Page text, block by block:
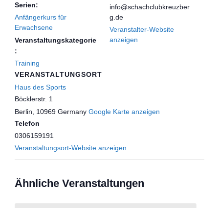
Serien:
Anfängerkurs für
Erwachsene
Veranstaltungskategorie
:
Training
VERANSTALTUNGSORT
Haus des Sports
Böcklerstr. 1
Berlin
10969 Germany Google Karte anzeigen
Telefon
0306159191
Veranstaltungsort-Website anzeigen
info@schachclubkreuzber
g.de
Veranstalter-Website
anzeigen
Ähnliche Veranstaltungen